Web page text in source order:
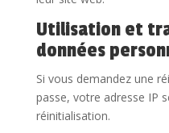
Utilisation et
données
Si vous demandez une
passe, votre adresse IP
réinitialisation.